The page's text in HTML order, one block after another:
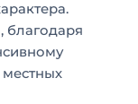
благодаря